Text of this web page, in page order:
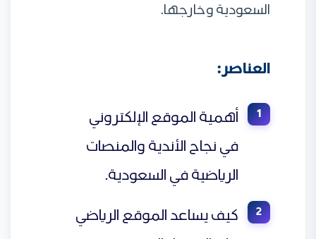
السعودية وخارجها.
العناصر:
أهمية الموقع الإلكتروني
في نجاح الأندية والمنصات
الرياضية في السعودية.
كيف يساعد الموقع الرياضي